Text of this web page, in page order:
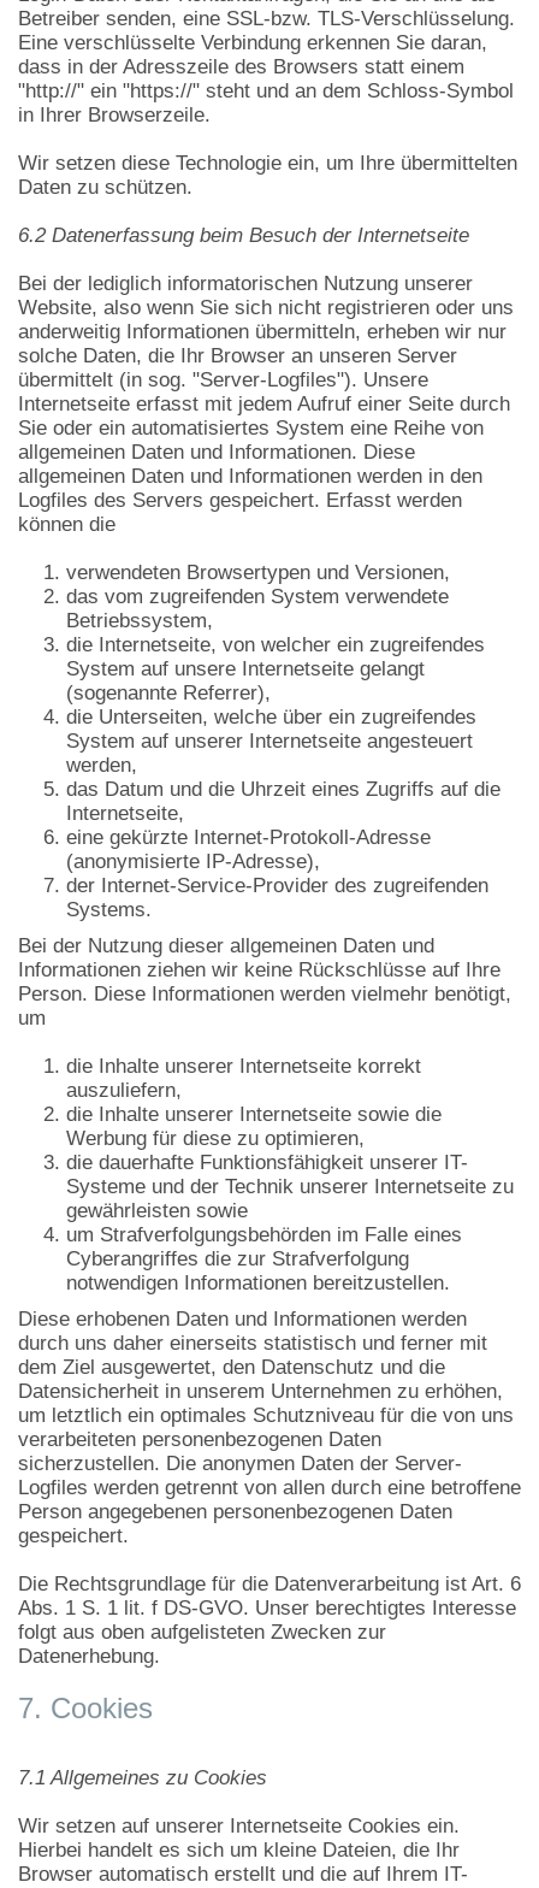
Betreiber senden, eine SSL-bzw. TLS-Verschlüsselung.
Eine verschlüsselte Verbindung erkennen Sie daran,
dass in der Adresszeile des Browsers statt einem
"http://" ein "https://" steht und an dem Schloss-Symbol
in Ihrer Browserzeile.
Wir setzen diese Technologie ein, um Ihre übermittelten
Daten zu schützen.
6.2 Datenerfassung beim Besuch der Internetseite
Bei der lediglich informatorischen Nutzung unserer
Website, also wenn Sie sich nicht registrieren oder uns
anderweitig Informationen übermitteln, erheben wir nur
solche Daten, die Ihr Browser an unseren Server
übermittelt (in sog. "Server-Logfiles"). Unsere
Internetseite erfasst mit jedem Aufruf einer Seite durch
Sie oder ein automatisiertes System eine Reihe von
allgemeinen Daten und Informationen. Diese
allgemeinen Daten und Informationen werden in den
Logfiles des Servers gespeichert. Erfasst werden
können die
verwendeten Browsertypen und Versionen,
das vom zugreifenden System verwendete
Betriebssystem,
die Internetseite, von welcher ein zugreifendes
System auf unsere Internetseite gelangt
(sogenannte Referrer),
die Unterseiten, welche über ein zugreifendes
System auf unserer Internetseite angesteuert
werden,
das Datum und die Uhrzeit eines Zugriffs auf die
Internetseite,
eine gekürzte Internet-Protokoll-Adresse
(anonymisierte IP-Adresse),
der Internet-Service-Provider des zugreifenden
Systems.
Bei der Nutzung dieser allgemeinen Daten und
Informationen ziehen wir keine Rückschlüsse auf Ihre
Person. Diese Informationen werden vielmehr benötigt,
um
die Inhalte unserer Internetseite korrekt
auszuliefern,
die Inhalte unserer Internetseite sowie die
Werbung für diese zu optimieren,
die dauerhafte Funktionsfähigkeit unserer IT-
Systeme und der Technik unserer Internetseite zu
gewährleisten sowie
um Strafverfolgungsbehörden im Falle eines
Cyberangriffes die zur Strafverfolgung
notwendigen Informationen bereitzustellen.
Diese erhobenen Daten und Informationen werden
durch uns daher einerseits statistisch und ferner mit
dem Ziel ausgewertet, den Datenschutz und die
Datensicherheit in unserem Unternehmen zu erhöhen,
um letztlich ein optimales Schutzniveau für die von uns
verarbeiteten personenbezogenen Daten
sicherzustellen. Die anonymen Daten der Server-
Logfiles werden getrennt von allen durch eine betroffene
Person angegebenen personenbezogenen Daten
gespeichert.
Die Rechtsgrundlage für die Datenverarbeitung ist Art. 6
Abs. 1 S. 1 lit. f DS-GVO. Unser berechtigtes Interesse
folgt aus oben aufgelisteten Zwecken zur
Datenerhebung.
7. Cookies
7.1 Allgemeines zu Cookies
Wir setzen auf unserer Internetseite Cookies ein.
Hierbei handelt es sich um kleine Dateien, die Ihr
Browser automatisch erstellt und die auf Ihrem IT-